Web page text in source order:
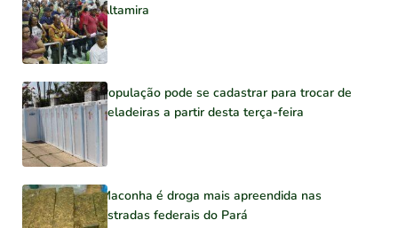
Altamira
População pode se cadastrar para trocar de
geladeiras a partir desta terça-feira
Maconha é droga mais apreendida nas
estradas federais do Pará